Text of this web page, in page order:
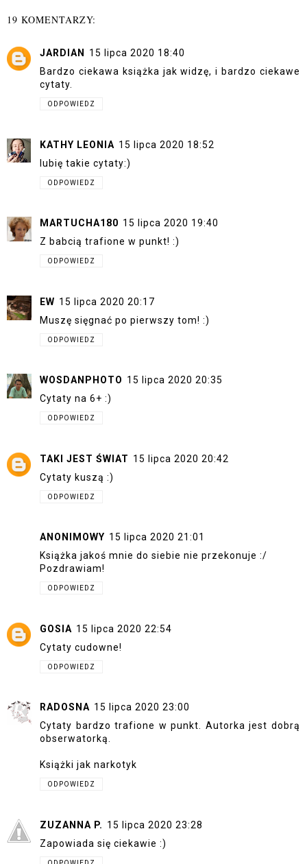
19 KOMENTARZY:
JARDIAN
15 lipca 2020 18:40
Bardzo ciekawa książka jak widzę, i bardzo ciekawe
cytaty.
ODPOWIEDZ
KATHY LEONIA 15 lipca 2020 18:52
lubię takie cytaty:)
ODPOWIEDZ
MARTUCHA180 15 lipca 2020 19:40
Z babcią trafione w punkt! :)
ODPOWIEDZ
EW 15 lipca 2020 20:17
Muszę sięgnać po pierwszy tom! :)
ODPOWIEDZ
WOSDANPHOTO 15 lipca 2020 20:35
Cytaty na 6+ :)
ODPOWIEDZ
TAKI JEST ŚWIAT 15 lipca 2020 20:42
Cytaty kuszą :)
ODPOWIEDZ
ANONIMOWY 15 lipca 2020 21:01
Książka jakoś mnie do siebie nie przekonuje :/
Pozdrawiam!
ODPOWIEDZ
GOSIA 15 lipca 2020 22:54
Cytaty cudowne!
ODPOWIEDZ
RADOSNA 15 lipca 2020 23:00
Cytaty bardzo trafione w punkt. Autorka jest dobrą
obserwatorką.
Książki jak narkotyk
ODPOWIEDZ
ZUZANNA P. 15 lipca 2020 23:28
Zapowiada się ciekawie :)